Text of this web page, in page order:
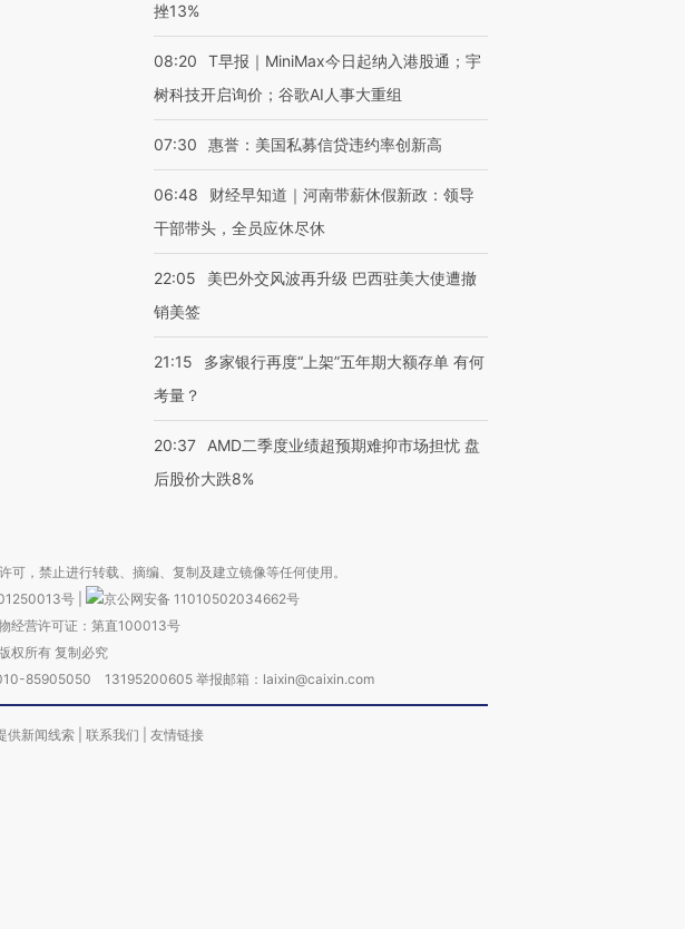
挫13%
08:20
T早报｜MiniMax今日起纳入港股通；宇
树科技开启询价；谷歌AI人事大重组
07:30 惠誉：美国私募信贷违约率创新高
06:48
财经早知道｜河南带薪休假新政：领导
干部带头，全员应休尽休
22:05
美巴外交风波再升级 巴西驻美大使遭撤
销美签
21:15
多家银行再度“上架”五年期大额存单 有何
考量？
20:37
AMD二季度业绩超预期难抑市场担忧 盘
后股价大跌8%
，禁止进行转载、摘编、复制及建立镜像等任何使用。
号
京公网安备 11010502034662号
经营许可证：第直100013号
权所有 复制必究
010-85905050 13195200605 举报邮箱：laixin@caixin.com
供新闻线索 联系我们 友情链接